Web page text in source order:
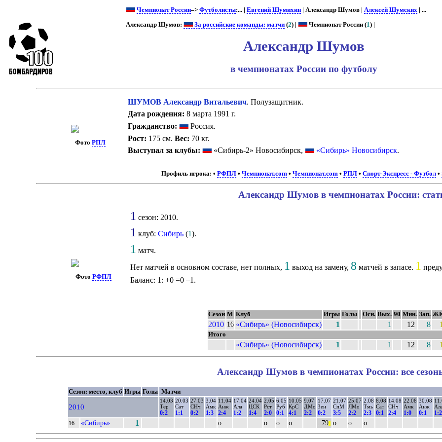
Чемпионат России–>Футболисты:... |Евгений Шумихин | Александр Шумов |Алексей Шумских | ...
Александр Шумов: За российские команды: матчи (2) | Чемпионат России (1) |
Александр Шумов
в чемпионатах России по футболу
ФотоРПЛ
ШУМОВ Александр Витальевич. Полузащитник.
Дата рождения: 8 марта 1991 г.
Гражданство:
Россия.
Рост: 175 см.Вес: 70 кг.
Выступал за клубы:
«Сибирь-2» Новосибирск, «Сибирь» Новосибирск.
Профиль игрока: • РФПЛ • Чемпионат.com • Чемпионат.com • РПЛ • Спорт-Экспресс - Футбол •
Фото РФПЛ
Александр Шумов в чемпионатах России:
1 сезон: 2010.
1 клуб: Сибирь(1).
1 матч.
Нет матчей в основном составе, нет полных, 1 выход на замену, 8 матчей в запасе. 1
Баланс: 1: +0 =0 –1.
Сезон М Клуб Игры Голы Осн. Вых. 90 Мин. Зап.
2010 16 «Сибирь» (Новосибирск) 1 1 12 8 1
Итого
«Сибирь» (Новосибирск) 1 1 12 8 1
Александр Шумов в чемпионатах России: все
Сезон: место, клуб Игры Голы Матчи
2010
14.03
Тер
0:2
20.03
Сат
1:1
27.03
СНч
0:2
3.04
Амк
1:3
11.04
Анж
2:4
17.04
Ала
1:2
24.04
ЦСК
1:4
2.05
Рст
2:0
6.05
Руб
0:1
10.05
КрС
4:1
9.07
ДМо
2:2
17.07
Зен
0:2
21.07
СпМ
3:5
25.07
ЛМо
2:2
2.08
Тмь
2:3
8.08
Сат
0:1
14.08
СНч
2:4
22.08
Амк
1:0
30.08
Анж
0:1 1:2
16. «Сибирь» 1 о о о о ..79 о о о